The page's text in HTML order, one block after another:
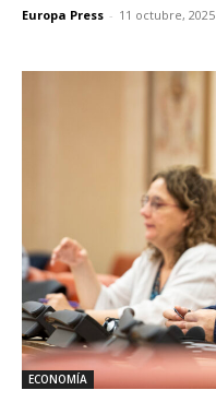
Europa Press - 11 octubre, 2025
ECONOMÍA